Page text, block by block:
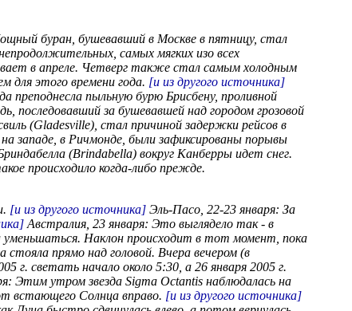
буран, бушевавший в Москве в пятницу, стал
самых мягких изо всех
в апреле. Четверг также стал самым холодным
для этого времени года. [и из другого источника]
преподнесла пыльную бурю Брисбену, проливной
за бушевавшей над городом грозовой
(Gladesville), стал причиной задержки рейсов в
западе, в Ричмонде, были зафиксированы порывы
(Brindabella) вокруг Канберры идет снег.
происходило когда-либо прежде.
[и из другого источника] Эль-Пасо, 22-23 января: За
Австралия, 23 января: Это выглядело так - в
уменьшаться. Наклон происходит в тот момент, пока
прямо над головой. Вчера вечером (в
г. светать начало около 5:30, а 26 января 2005 г.
Этим утром звезда Sigma Octantis наблюдалась на
встающего Солнца вправо. [и из другого источника]